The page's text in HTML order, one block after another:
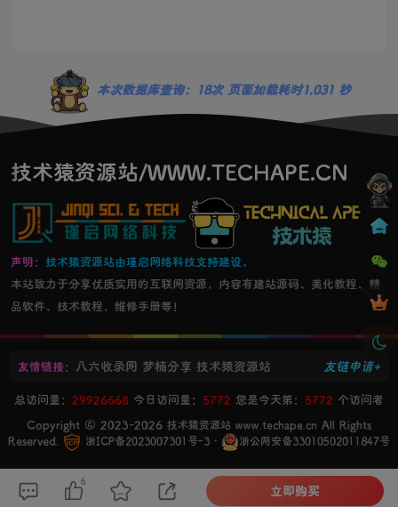
本次数据库查询：18次 页面加载耗时1.031 秒
技术猿资源站/WWW.TECHAPE.CN
声明： 技术猿资源站由瑾启网络科技支持建设。
本站致力于分享优质实用的互联网资源，内容有建站源码、美化教程、精
品软件、技术教程，维修手册等！
友链申请+
友情链接： 八六收录网 梦楠分享 技术猿资源站
总访问量： 29926668 今日访问量： 5772 您是今天第： 5772 个访问者
Copyright © 2023-2026 技术猿资源站 www.techape.cn All Rights
Reserved.
浙ICP备2023007301号-3 ・ 浙公网安备33010502011847号
6
立即购买